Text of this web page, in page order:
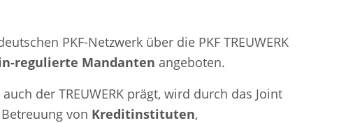
PKF-Netzwerk über die PKF TREUWERK
regulierte Mandanten angeboten.
der TREUWERK prägt, wird durch das Joint
von Kreditinstituten,